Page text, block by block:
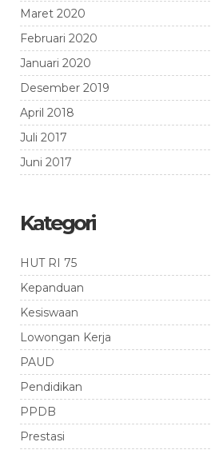
Maret 2020
Februari 2020
Januari 2020
Desember 2019
April 2018
Juli 2017
Juni 2017
Kategori
HUT RI 75
Kepanduan
Kesiswaan
Lowongan Kerja
PAUD
Pendidikan
PPDB
Prestasi